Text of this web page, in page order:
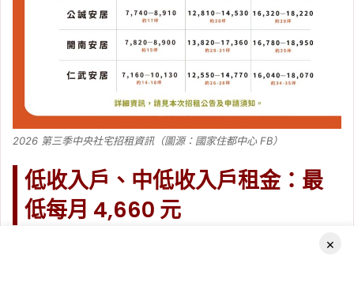
2026 第三季中央社宅招租資訊（圖源：國家住都中心 FB）
低收入戶、中低收入戶租金：最
低每月 4,660 元
×